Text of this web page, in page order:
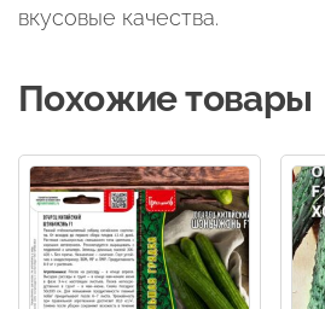
вкусовые качества.
Похожие товары